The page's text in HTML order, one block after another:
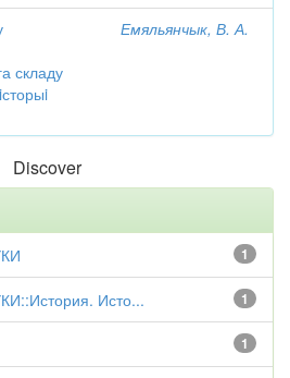
складу
Емяльянчык, В. А.
Discover
1
1
Исто...
1